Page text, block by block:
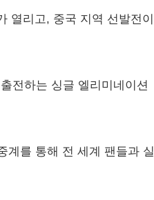
열리고, 중국 지역 선발전이
전하는 싱글 엘리미네이션
계를 통해 전 세계 팬들과 실